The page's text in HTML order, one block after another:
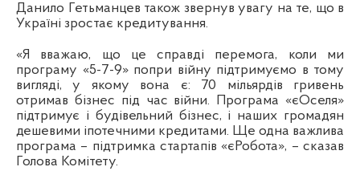
Данило Гетьманцев також звернув увагу на те, що в
Україні зростає кредитування.
«Я вважаю, що це справді перемога, коли ми
програму «5-7-9» попри війну підтримуємо в тому
вигляді, у якому вона є: 70 мільярдів гривень
отримав бізнес під час війни. Програма «єОселя»
підтримує і будівельний бізнес, і наших громадян
дешевими іпотечними кредитами. Ще одна важлива
програма – підтримка стартапів «єРобота», – сказав
Голова Комітету.